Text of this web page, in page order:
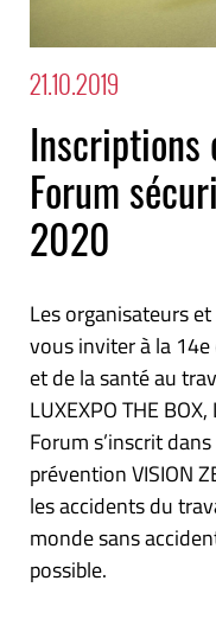
21.10.2019
Inscriptions
Forum
2020
Les organisateurs
vous inviter à la 14e
et de la santé au
LUXEXPO THE
Forum s’inscrit
prévention VISION
les accidents du
monde sans
possible.